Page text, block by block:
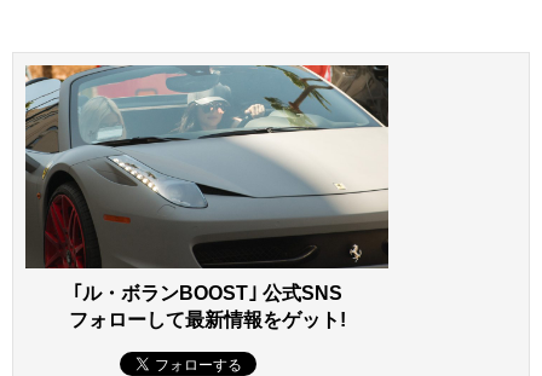
｢ル・ボランBOOST｣ 公式SNS
フォローして最新情報をゲット!